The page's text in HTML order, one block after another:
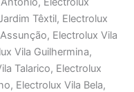
Têxtil, Electrolux
Electrolux Vila
Vila Guilhermina,
Talarico, Electrolux
Electrolux Vila Bela,